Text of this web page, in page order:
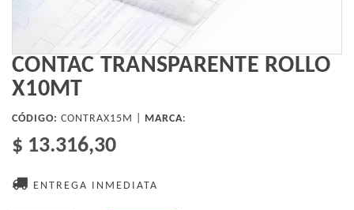
CONTAC TRANSPARENTE ROLLO
X10MT
CÓDIGO: CONTRAX15M | MARCA:
$ 13.316,30
ENTREGA INMEDIATA